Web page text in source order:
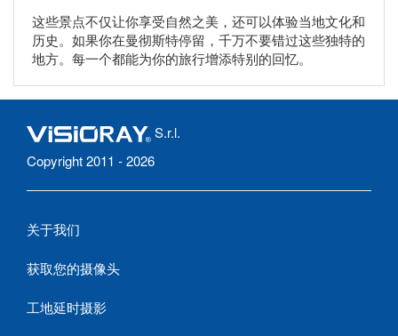
这些景点不仅让你享受自然之美，还可以体验当地文化和
历史。如果你在曼彻斯特停留，千万不要错过这些独特的
地方。每一个都能为你的旅行增添特别的回忆。
S.r.l.
Copyright 2011 - 2026
关于我们
获取您的摄像头
工地延时摄影